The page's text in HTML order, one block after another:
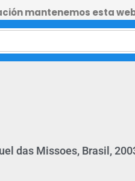
mantenemos esta
das Missoes, Brasil,